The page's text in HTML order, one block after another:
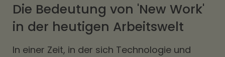
Die Bedeutung von 'New Work'
in der heutigen Arbeitswelt
In einer Zeit, in der sich Technologie und